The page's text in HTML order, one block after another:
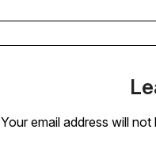
Your email address will not